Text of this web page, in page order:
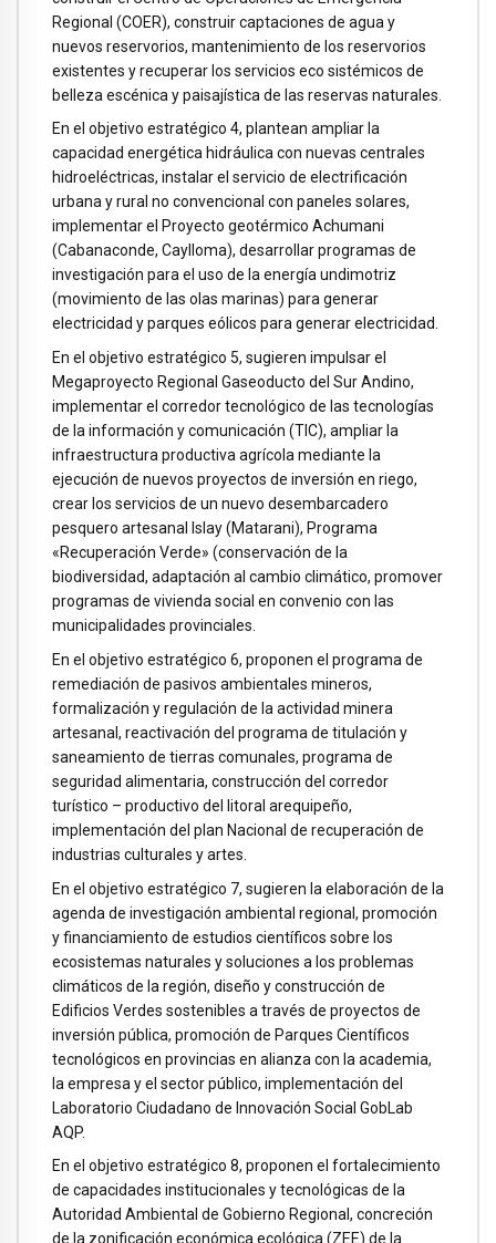
Regional (COER), construir captaciones de agua y
nuevos reservorios, mantenimiento de los reservorios
existentes y recuperar los servicios eco sistémicos de
belleza escénica y paisajística de las reservas naturales.
En el objetivo estratégico 4, plantean ampliar la
capacidad energética hidráulica con nuevas centrales
hidroeléctricas, instalar el servicio de electrificación
urbana y rural no convencional con paneles solares,
implementar el Proyecto geotérmico Achumani
(Cabanaconde, Caylloma), desarrollar programas de
investigación para el uso de la energía undimotriz
(movimiento de las olas marinas) para generar
electricidad y parques eólicos para generar electricidad.
En el objetivo estratégico 5, sugieren impulsar el
Megaproyecto Regional Gaseoducto del Sur Andino,
implementar el corredor tecnológico de las tecnologías
de la información y comunicación (TIC), ampliar la
infraestructura productiva agrícola mediante la
ejecución de nuevos proyectos de inversión en riego,
crear los servicios de un nuevo desembarcadero
pesquero artesanal Islay (Matarani), Programa
«Recuperación Verde» (conservación de la
biodiversidad, adaptación al cambio climático, promover
programas de vivienda social en convenio con las
municipalidades provinciales.
En el objetivo estratégico 6, proponen el programa de
remediación de pasivos ambientales mineros,
formalización y regulación de la actividad minera
artesanal, reactivación del programa de titulación y
saneamiento de tierras comunales, programa de
seguridad alimentaria, construcción del corredor
turístico – productivo del litoral arequipeño,
implementación del plan Nacional de recuperación de
industrias culturales y artes.
En el objetivo estratégico 7, sugieren la elaboración de la
agenda de investigación ambiental regional, promoción
y financiamiento de estudios científicos sobre los
ecosistemas naturales y soluciones a los problemas
climáticos de la región, diseño y construcción de
Edificios Verdes sostenibles a través de proyectos de
inversión pública, promoción de Parques Científicos
tecnológicos en provincias en alianza con la academia,
la empresa y el sector público, implementación del
Laboratorio Ciudadano de Innovación Social GobLab
AQP.
En el objetivo estratégico 8, proponen el fortalecimiento
de capacidades institucionales y tecnológicas de la
Autoridad Ambiental de Gobierno Regional, concreción
de la zonificación económica ecológica (ZEE) de la